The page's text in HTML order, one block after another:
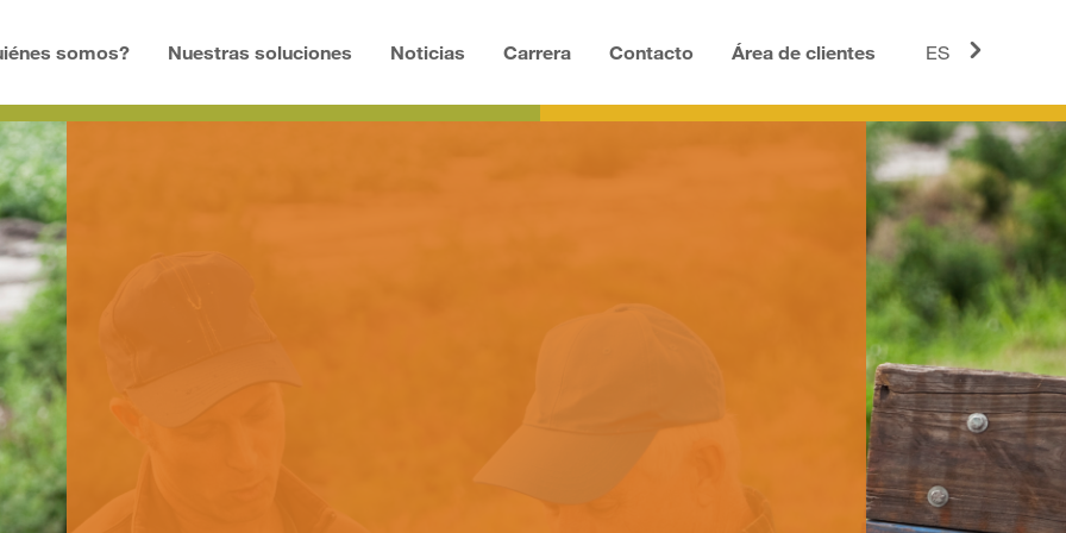
somos? Nuestras soluciones Noticias Carrera Contacto Área de clientes ES